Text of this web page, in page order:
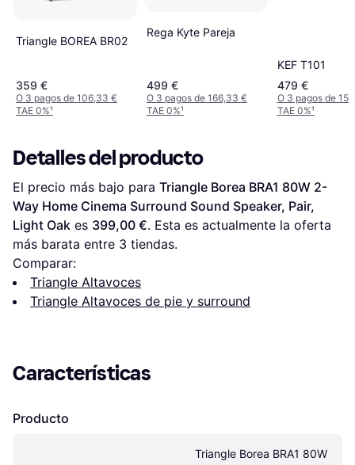
Triangle BOREA BR02
359 €
O 3 pagos de 106,33 €
TAE 0%¹
Rega Kyte Pareja
499 €
O 3 pagos de 166,33 €
TAE 0%¹
KEF T101
479 €
O 3 pagos de
TAE 0%¹
Detalles del producto
El precio más bajo para Triangle Borea BRA1 80W 2-
Way Home Cinema Surround Sound Speaker, Pair,
Light Oak es 399,00 €. Esta es actualmente la oferta
más barata entre 3 tiendas.
Comparar:
Triangle Altavoces
Triangle Altavoces de pie y surround
Características
Producto
Triangle Borea BRA1 80W